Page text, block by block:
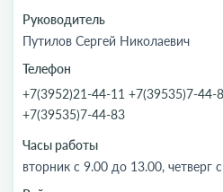
Руководитель
Путилов Сергей Николаевич
Телефон
+7(3952)21-44-11 +7(39535)7-44-
+7(39535)7-44-83
Часы работы
вторник с 9.00 до 13.00, четверг